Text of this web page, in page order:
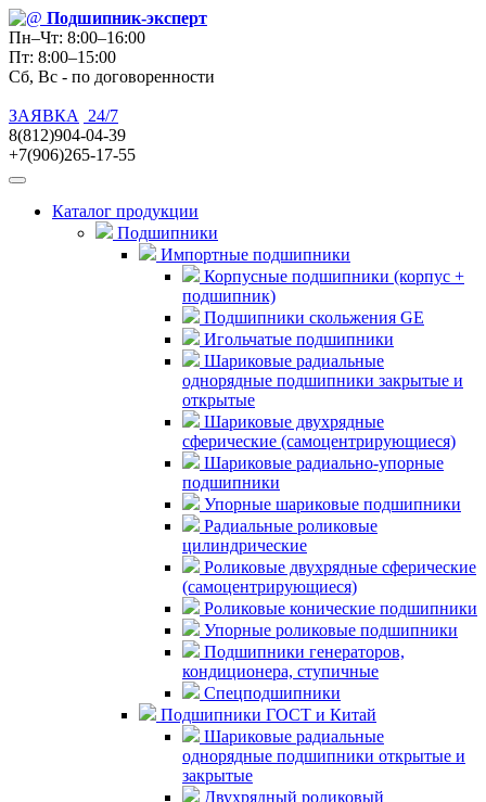
Подшипник-эксперт
Пн–Чт: 8:00–16:00
Пт: 8:00–15:00
Сб, Вс - по договоренности
ЗАЯВКА
24/7
8(812)904-04-39
+7(906)265-17-55
Каталог продукции
Подшипники
Импортные подшипники
Корпусные подшипники (корпус +
подшипник)
Подшипники скольжения GE
Игольчатые подшипники
Шариковые радиальные
однорядные подшипники закрытые и
открытые
Шариковые двухрядные
сферические (самоцентрирующиеся)
Шариковые радиально-упорные
подшипники
Упорные шариковые подшипники
Радиальные роликовые
цилиндрические
Роликовые двухрядные сферические
(самоцентрирующиеся)
Роликовые конические подшипники
Упорные роликовые подшипники
Подшипники генераторов,
кондиционера, ступичные
Спецподшипники
Подшипники ГОСТ и Китай
Шариковые радиальные
однорядные подшипники открытые и
закрытые
Двухрядный роликовый